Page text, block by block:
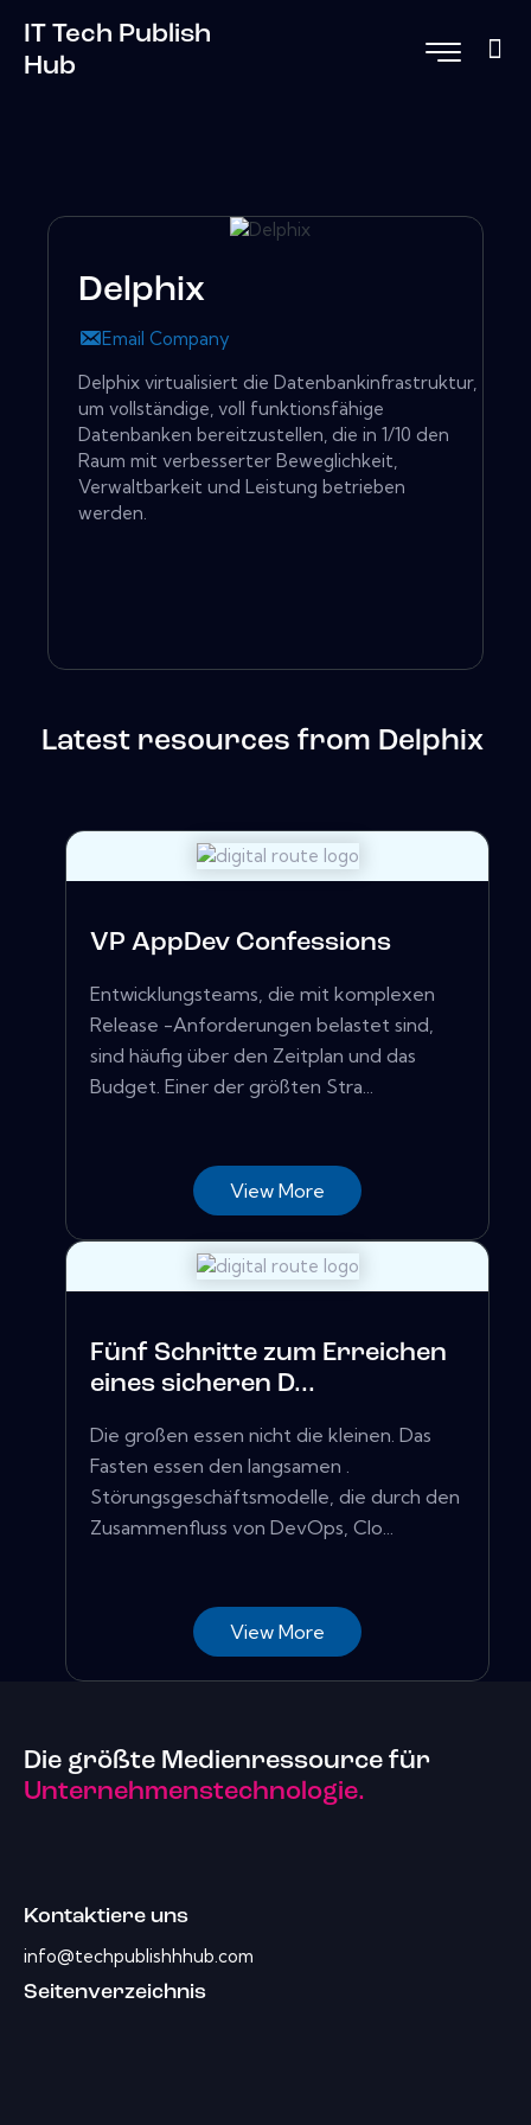
IT Tech Publish
Hub
Delphix
Email Company
Delphix virtualisiert die Datenbankinfrastruktur,
um vollständige, voll funktionsfähige
Datenbanken bereitzustellen, die in 1/10 den
Raum mit verbesserter Beweglichkeit,
Verwaltbarkeit und Leistung betrieben
werden.
Latest resources from Delphix
VP AppDev Confessions
Entwicklungsteams, die mit komplexen
Release -Anforderungen belastet sind,
sind häufig über den Zeitplan und das
Budget. Einer der größten Stra...
View More
Fünf Schritte zum Erreichen
eines sicheren D...
Die großen essen nicht die kleinen. Das
Fasten essen den langsamen .
Störungsgeschäftsmodelle, die durch den
Zusammenfluss von DevOps, Clo...
View More
Die größte Medienressource für
Unternehmenstechnologie.
Kontaktiere uns
info@techpublishhhub.com
Seitenverzeichnis